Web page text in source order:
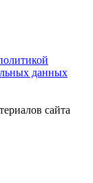
данных
сайта